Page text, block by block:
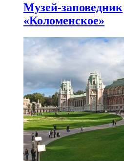
Музей-заповедник
«Коломенское»